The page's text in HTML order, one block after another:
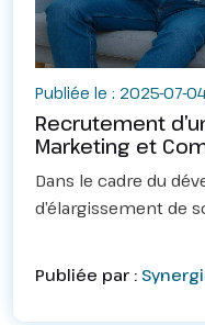
Publiée le : 2025-07-04
Recrutement
Marketing et
Dans le cadre du
d’élargissement de
recrutement
Communication.Lieu
Publiée par :